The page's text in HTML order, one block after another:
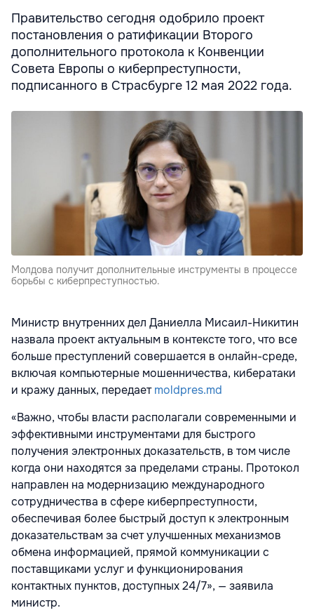
Правительство сегодня одобрило проект
постановления о ратификации Второго
дополнительного протокола к Конвенции
Совета Европы о киберпреступности,
подписанного в Страсбурге 12 мая 2022 года.
Молдова получит дополнительные инструменты в процессе
борьбы с киберпреступностью.
Министр внутренних дел Даниелла Мисаил-Никитин
назвала проект актуальным в контексте того, что все
больше преступлений совершается в онлайн-среде,
включая компьютерные мошенничества, кибератаки
и кражу данных, передаетmoldpres.md
«Важно, чтобы власти располагали современными и
эффективными инструментами для быстрого
получения электронных доказательств, в том числе
когда они находятся за пределами страны. Протокол
направлен на модернизацию международного
сотрудничества в сфере киберпреступности,
обеспечивая более быстрый доступ к электронным
доказательствам за счет улучшенных механизмов
обмена информацией, прямой коммуникации с
поставщиками услуг и функционирования
контактных пунктов, доступных 24/7», — заявила
министр.